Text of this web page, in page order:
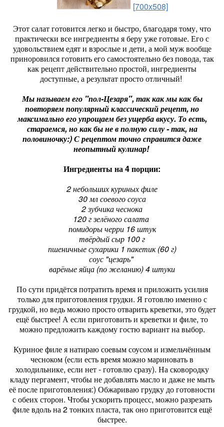
[700x508]
Этот салат готовится легко и быстро, благодаря тому, что
практически все ингредиенты я беру уже готовые. Его с
удовольствием едят и взрослые и дети, а мой муж вообще
приноровился готовить его самостоятельно без повода, так
как рецепт действительно простой, ингредиенты
доступные, а результат просто отличный!
Мы называем его "пол-Цезаря", так как мы как бы
повторяем популярный классический рецепт, но
максимально его упрощаем без ущерба вкусу. То есть,
стараемся, но как бы не в полную силу - так, на
половиночку:) С рецептом точно справится даже
неопытный кулинар!
Ингредиенты на 4 порции:
2 небольших куриных филе
30 мл соевого соуса
2 зубчика чеснока
120 г зелёного салата
помидоры черри 16 штук
твёрдый сыр 100 г
пшеничные сухарики 1 пакетик (60 г)
соус "цезарь"
варёные яйца (по желанию) 4 штуки
По сути придётся потратить время и приложить усилия
только для приготовления грудки. Я готовлю именно с
грудкой, но ведь можно просто отварить креветки, это будет
ещё быстрее! А если приготовить и креветки и филе, то
можно предложить каждому гостю вариант на выбор.
Куриное филе я натираю соевым соусом и измельчённым
чесноком (если есть время можно мариновать в
холодильнике, если нет - готовлю сразу). На сковородку
кладу пергамент, чтобы не добавлять масло и даже не мыть
её после приготовления:) Обжариваю грудку до готовности
с обеих сторон. Чтобы ускорить процесс, можно разрезать
филе вдоль на 2 тонких пласта, так оно приготовится ещё
быстрее.